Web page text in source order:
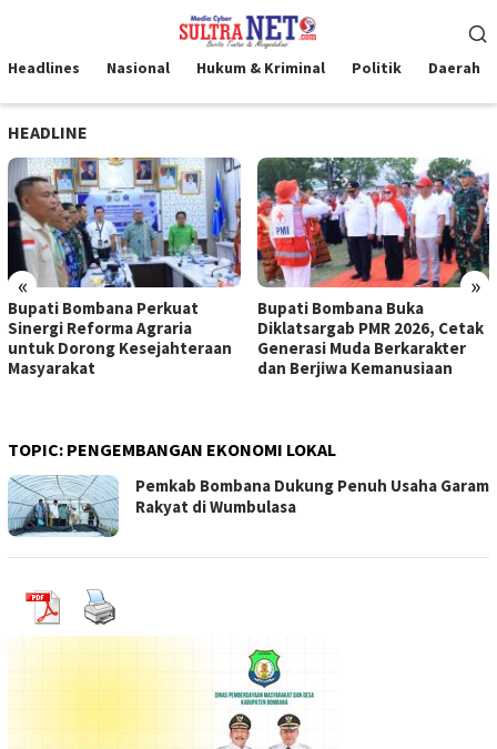
kontenMobile
Headlines Nasional Hukum & Kriminal Politik Daerah
HEADLINE
« »
Bupati Bombana Perkuat
Sinergi Reforma Agraria
untuk Dorong Kesejahteraan
Masyarakat
Bupati Bombana Buka
Diklatsargab PMR 2026, Cetak
Generasi Muda Berkarakter
dan Berjiwa Kemanusiaan
TOPIC: PENGEMBANGAN EKONOMI LOKAL
Pemkab Bombana Dukung Penuh Usaha Garam
Rakyat di Wumbulasa